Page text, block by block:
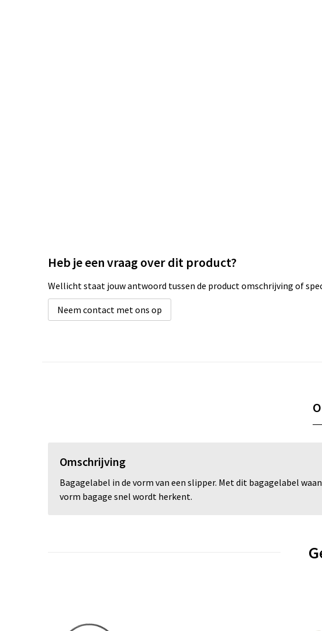
Heb je een vraag over dit product?
Wellicht staat jouw antwoord tussen de product omschrijving of
Neem contact met ons op
Omschrijving
Bagagelabel in de vorm van een slipper. Met dit bagagelabel
vorm bagage snel wordt herkent.